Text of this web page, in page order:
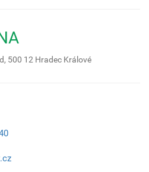
500 12 Hradec Králové